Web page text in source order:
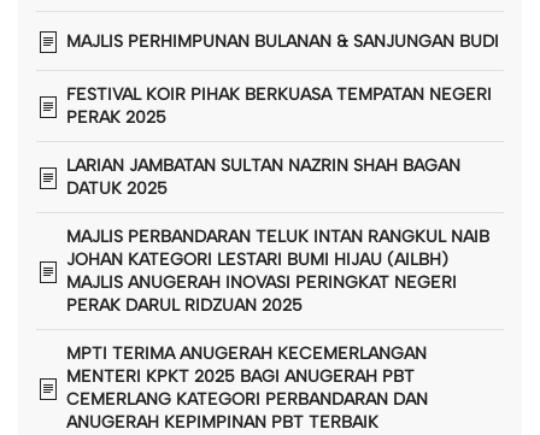
MAJLIS PERHIMPUNAN BULANAN & SANJUNGAN BUDI
FESTIVAL KOIR PIHAK BERKUASA TEMPATAN NEGERI
PERAK 2025
LARIAN JAMBATAN SULTAN NAZRIN SHAH BAGAN
DATUK 2025
MAJLIS PERBANDARAN TELUK INTAN RANGKUL NAIB
JOHAN KATEGORI LESTARI BUMI HIJAU (AILBH)
MAJLIS ANUGERAH INOVASI PERINGKAT NEGERI
PERAK DARUL RIDZUAN 2025
MPTI TERIMA ANUGERAH KECEMERLANGAN
MENTERI KPKT 2025 BAGI ANUGERAH PBT
CEMERLANG KATEGORI PERBANDARAN DAN
ANUGERAH KEPIMPINAN PBT TERBAIK